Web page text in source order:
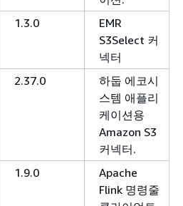
1.3.0
EMR
S3Select 커
넥터
2.37.0
하둡 에코시
스템 애플리
케이션용
Amazon S3
커넥터.
1.9.0
Apache
Flink 명령줄